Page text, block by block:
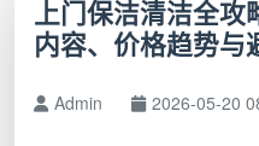
上门保洁清洁全攻
内容、价格趋势与
Admin 2026-05-20